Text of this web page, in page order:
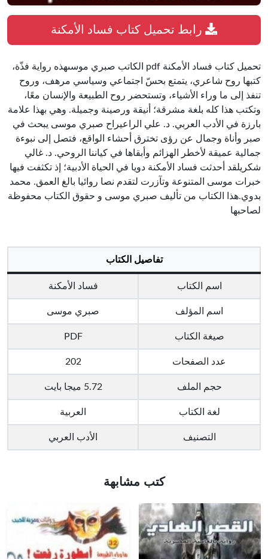
تحميل كتاب فساد الأمكنة pdf الكاتب صبري موسىهذه رواية فذّة،
كتبها روح شاعري، يتمتع بحسّ اجتماعي وسياسي مرهف، وروح
تنفذ إلى ما وراء الأشياء، وتستحضر روح الطبيعة والإنسان معًا،
وتكتب هذا كله بلغة مشرقة؛ أنيقة ورصينة وجميلة. وهي بهذا علامة
بارزة في الأدب العربي. د. علي الراعيراح صبري موسى يبحث في
صبر وأناة وجمال عن رؤى تخترق أحشاء الواقع، فتصل إلى نبوءة
جمالية عميقة لأخطر الهزائم وأبقاها في كياننا الروحي. د. غالي
شكريلقد أحدثت فساد الأمكنة دويا في الحياة الأدبية؛ إذ تكثفت فيها
خبرات موسى المتنوعة وتآزرت لتقدم نصا روائيا بالغ العمق. محمد
بدوي.هذا الكتاب من تأليف صبري موسى و حقوق الكتاب محفوظة
لصاحبها
تفاصيل الكتاب
اسم الكتاب فساد الأمكنة
اسم المؤلف صبري موسى
صيغة الكتاب PDF
عدد الصفحات 202
حجم الملف 5.72 ميجا بايت
لغة الكتاب العربية
التصنيف الأدب العربي
كتب مشابهة